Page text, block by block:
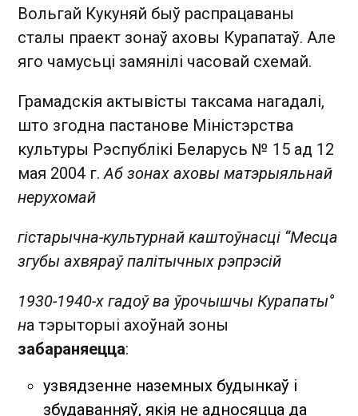
Вольгай Кукуняй быў распрацаваны
сталы праект зонаў аховы Курапатаў. Але
яго чамусьці замянілі часовай схемай.
Грамадскія актывісты таксама нагадалі,
што згодна пастанове Міністэрства
культуры Рэспублікі Беларусь № 15 ад 12
мая 2004 г.Аб зонах аховы матэрыяльнай
нерухомай
гістарычна-культурнай каштоўнасці “Месца
згубы ахвяраў палітычных рэпрэсій
1930-1940-х гадоў ва ўрочышчы Курапаты°
на тэрыторыі ахоўнай зоны
забараняецца:
узвядзенне наземных будынкаў і
збудаванняў, якія не адносяцца да